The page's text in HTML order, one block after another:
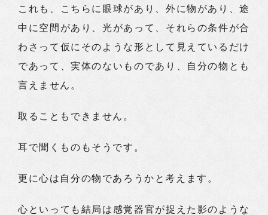
これも、こちらに眼球があり、外に物があり、途
中に空間があり、光があって、それらの条件が合
わさって仮にそのような形として見えているだけ
であって、実体のないものであり、自分の物とも
言えません。
取ることもできません。
耳で聞くものもそうです。
更に心は自分の物であろうかと考えます。
心といっても結局は感覚器官が捉えた影のような